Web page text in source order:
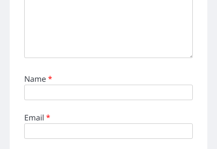
Name*
Email *